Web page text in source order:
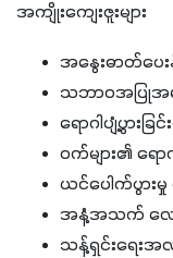
အကျိုးကျေးဇူးများ
အနွေးဓာတ်ပေး
သဘာဝအပြုအမူမ
ရောဂါပျံ့ပွားခ
ဝက်များ၏ ရေ
ယင်ပေါက်ပွားမှု
အနံ့အသက် လျေ
သန့်ရှင်းရေးအ